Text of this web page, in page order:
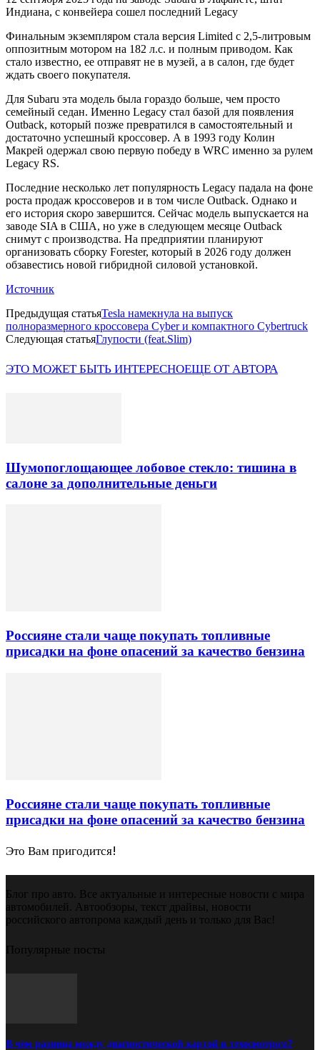
Индиана, с конвейера сошел последний Legacy
Финальным экземпляром стала версия Limited с 2,5-литровым
оппозитным мотором на 182 л.с. и полным приводом. Как
стало известно, ее отправят не в музей, а в салон, где будет
ждать своего покупателя.
Для Subaru эта модель была гораздо больше, чем просто
семейный седан. Именно Legacy стал базой для появления
Outback, который позже превратился в самостоятельный и
достаточно успешный кроссовер. А в 1993 году Колин
Макрей одержал свою первую победу в WRC именно за рулем
Legacy RS.
Последние несколько лет популярность Legacy падала на фоне
роста продаж кроссоверов и в том числе Outback. Однако и
его история скоро завершится. Сейчас модель выпускается на
заводе SIA в США, но уже в следующем месяце Outback
снимут с производства. На предприятии планируют
организовать сборку Forester, который в 2026 году должен
обзавестись новой гибридной силовой установкой.
Источник
Предыдущая статьяTesla намекнула на выпуск
полноразмерного кроссовера Cyber и компактного Cybertruck
Следующая статьяГлупости (feat.Slim)
ЭТО МОЖЕТ БЫТЬ ИНТЕРЕСНОЕЩЕ ОТ АВТОРА
Шумопоглощающее лобовое стекло: тишина в
салоне за дополнительные деньги
Россияне стали чаще покупать топливные
присадки на фоне опасений за качество бензина
Россияне стали чаще покупать топливные
присадки на фоне опасений за качество бензина
Это Вам пригодится!
Блог про авто. Все актуальные и интересные новости с мира
автомобилей. Автообзоры, текст драйвы, новости
российского автопрома каждый день и только для Вас!
Популярные посты
В чём разница между диагностической картой и техосмотром?